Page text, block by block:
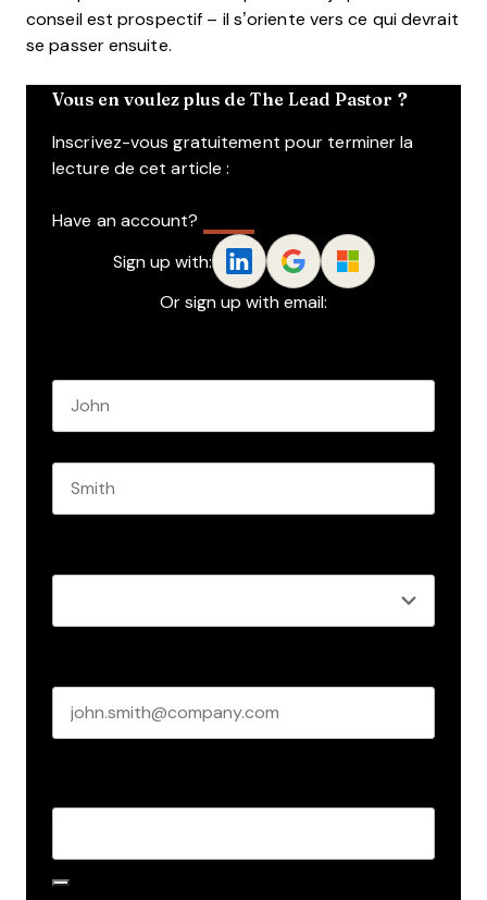
conseil est prospectif – il s’oriente vers ce qui devrait
se passer ensuite.
Vous en voulez plus de The Lead Pastor ?
Inscrivez-vous gratuitement pour terminer la
lecture de cet article :
Have an account?
Sign up with:
Or sign up with email: